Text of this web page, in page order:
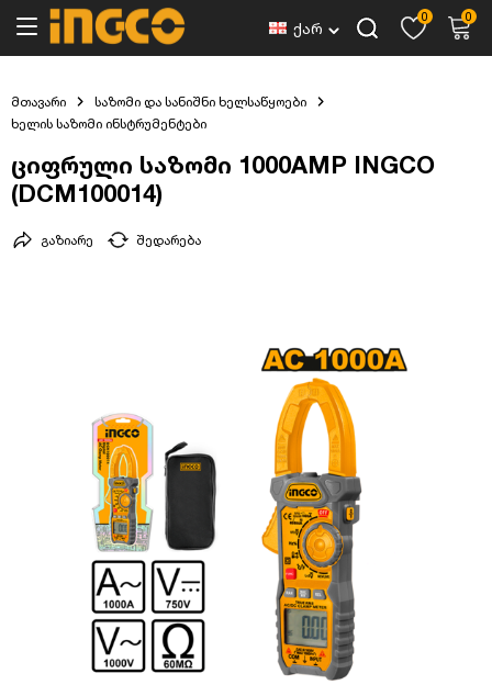
ქარ
0 0
მთავარი
საზომი და სანიშნი ხელსაწყოები
ხელის საზომი ინსტრუმენტები
ციფრული საზომი 1000AMP INGCO
(DCM100014)
შედარება
გაზიარე